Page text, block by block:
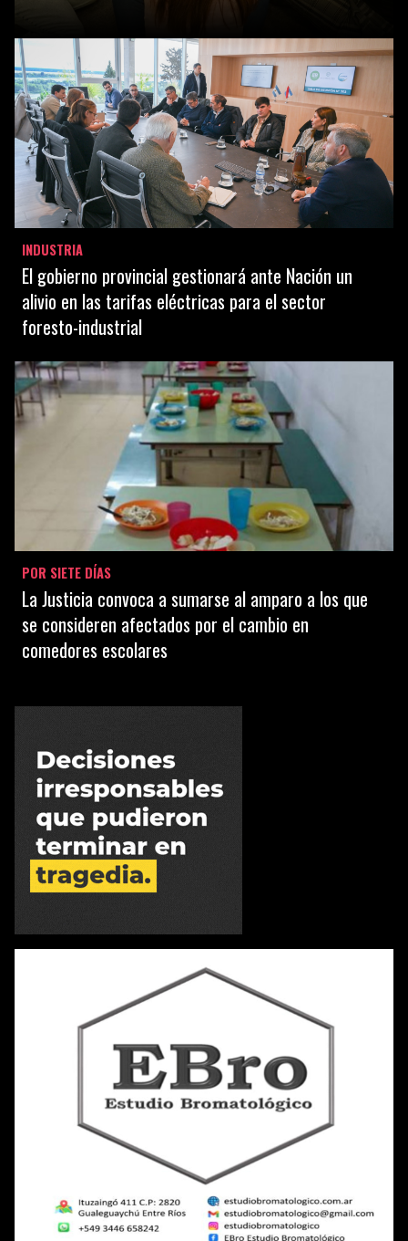
INDUSTRIA
El gobierno provincial gestionará ante Nación un
alivio en las tarifas eléctricas para el sector
foresto-industrial
POR SIETE DÍAS
La Justicia convoca a sumarse al amparo a los que
se consideren afectados por el cambio en
comedores escolares